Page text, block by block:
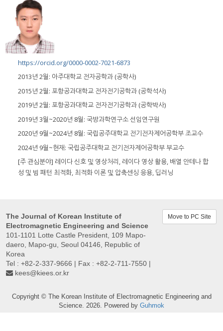
https://orcid.org/0000-0002-7021-6873
2013년 2월: 아주대학교 전자공학과 (공학사)
2015년 2월: 포항공과대학교 전자전기공학과 (공학석사)
2019년 2월: 포항공과대학교 전자전기공학과 (공학박사)
2019년 3월~2020년 8월: 국방과학연구소 선임연구원
2020년 9월~2024년 8월: 국립공주대학교 전기전자제어공학부 조교수
2024년 9월~현재: 국립공주대학교 전기전자제어공학부 부교수
[주 관심분야] 레이다 신호 및 영상처리, 레이다 영상 활용, 배열 안테나 합
성 및 빔 패턴 최적화, 최적화 이론 및 압축센싱 응용, 딥러닝
The Journal of Korean Institute of
Electromagnetic Engineering and Science
101-1101 Lotte Castle President, 109 Mapo-
daero, Mapo-gu, Seoul 04146, Republic of
Korea
Tel : +82-2-337-9666 | Fax : +82-2-711-7550 |
kees@kiees.or.kr
Move to PC Site
Copyright © The Korean Institute of Electromagnetic Engineering and
Science. 2026. Powered by Guhmok